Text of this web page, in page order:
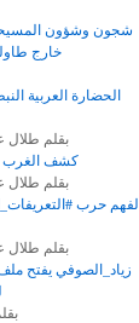
شجون وشؤون
خارج
الحضارة العربية
بقلم طلال
كشف الغرب
بقلم طلال
لفهم حرب
بقلم طلال